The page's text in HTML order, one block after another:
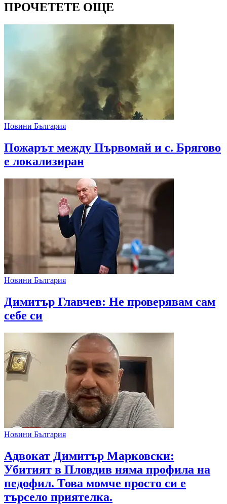
ПРОЧЕТЕТЕ ОЩЕ
Новини България
Пожарът между Първомай и с. Брягово
е локализиран
Новини България
Димитър Главчев: Не проверявам сам
себе си
Новини България
Адвокат Димитър Марковски:
Убитият в Пловдив няма профила на
педофил. Това момче просто си е
търсело приятелка.